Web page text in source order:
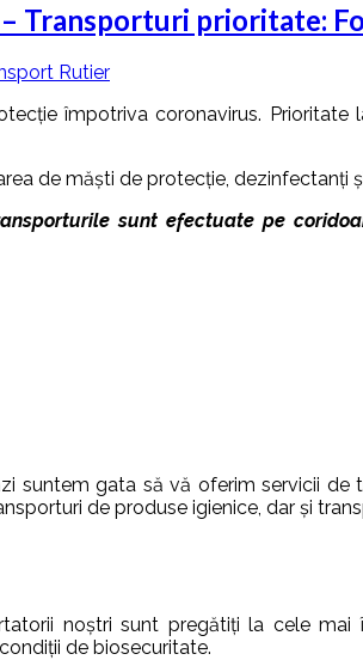
prioritate:
Rutier
împotriva coronavirus. Prioritate
de măști de protecție, dezinfectanți
sunt efectuate pe
suntem gata să vă oferim servicii
de produse igienice, dar și
noștri sunt pregătiți la cele
de biosecuritate.